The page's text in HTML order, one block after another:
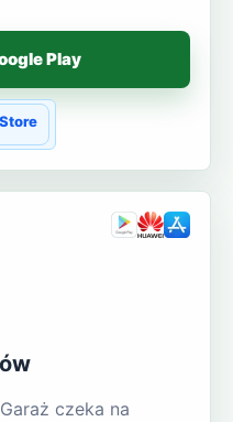
Play
czeka na